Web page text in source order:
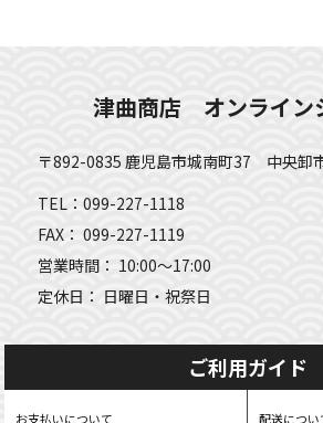
津曲商店 オンライン
〒892-0835 鹿児島市城南町37 中央卸
TEL：099-227-1118
FAX： 099-227-1119
営業時間： 10:00～17:00
定休日： 日曜日・祝祭日
ご利用ガイド
お支払いについて 配送につい